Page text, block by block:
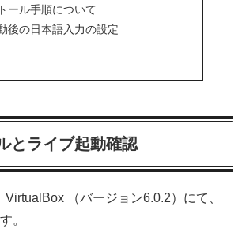
ール手順について
後の日本語入力の設定
とライブ起動確認
（バージョン6.0.2）にて、
。